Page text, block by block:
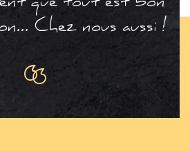
que tout est bon
Chez nous aussi !